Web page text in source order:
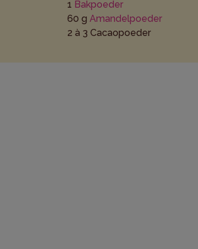
1 Bakpoeder
60 g Amandelpoeder
2 à 3 Cacaopoeder